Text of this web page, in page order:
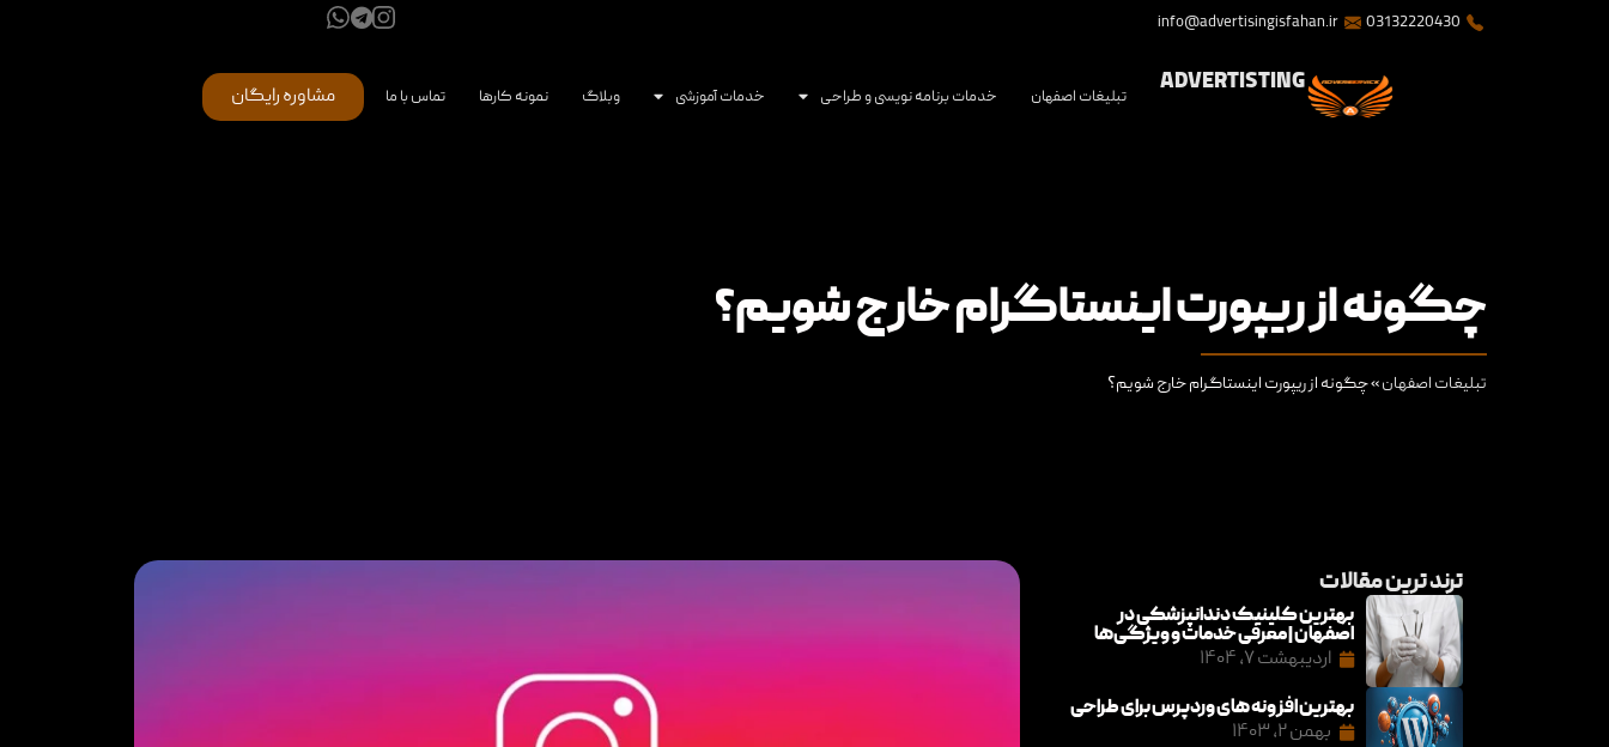
03132220430
info@advertisingisfahan.ir
ADVERTISTING تبلیغات اصفهان خدمات برنامه نویسی و طراحی خدمات آموزشی وبلاگ نمونه کارها تماس با ما مشاوره رایگان
چگونه از ریپورت اینستاگرام خارج شویم؟
تبلیغات اصفهان»چگونه از ریپورت اینستاگرام خارج شویم؟
ترند ترین مقالات
بهترین کلینیک دندانپزشکی در
اصفهان | معرفی خدمات و ویژگی‌ها
اردیبهشت ۷, ۱۴۰۴
بهترین افزونه های وردپرس برای طراحی
بهمن ۲, ۱۴۰۳